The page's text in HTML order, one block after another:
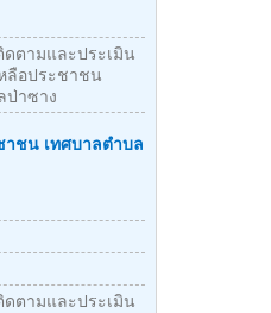
ดตามและประเมิน
ลือประชาชน
ป่าซาง
าชน เทศบาลตำบล
ดตามและประเมิน